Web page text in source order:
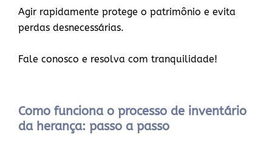
Agir rapidamente protege o patrimônio e evita
perdas desnecessárias.
Fale conosco e resolva com tranquilidade!
Como funciona o processo de inventário
da herança: passo a passo